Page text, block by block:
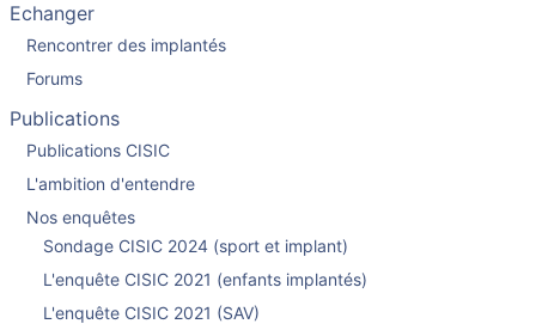
Echanger
Rencontrer des implantés
Forums
Publications
Publications CISIC
L'ambition d'entendre
Nos enquêtes
Sondage CISIC 2024 (sport et implant)
L'enquête CISIC 2021 (enfants implantés)
L'enquête CISIC 2021 (SAV)